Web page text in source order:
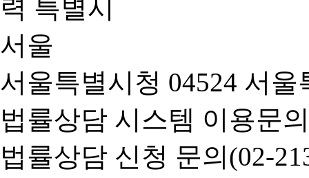
서울특별시청 04524 서
법률상담 시스템 이용문
법률상담 신청 문의(02-